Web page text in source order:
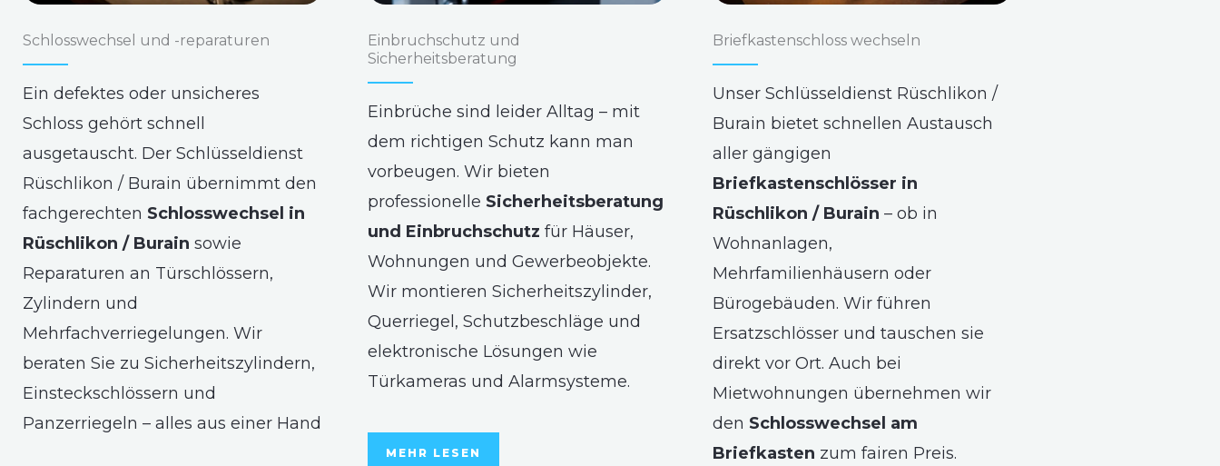
Schlosswechsel und -reparaturen
Ein defektes oder unsicheres
Schloss gehört schnell
ausgetauscht. Der Schlüsseldienst
Rüschlikon / Burain übernimmt den
fachgerechten Schlosswechsel in
Rüschlikon / Burain sowie
Reparaturen an Türschlössern,
Zylindern und
Mehrfachverriegelungen. Wir
beraten Sie zu Sicherheitszylindern,
Einsteckschlössern und
Panzerriegeln – alles aus einer Hand
Einbruchschutz und
Sicherheitsberatung
Einbrüche sind leider Alltag – mit
dem richtigen Schutz kann man
vorbeugen. Wir bieten
professionelle Sicherheitsberatung
und Einbruchschutz für Häuser,
Wohnungen und Gewerbeobjekte.
Wir montieren Sicherheitszylinder,
Querriegel, Schutzbeschläge und
elektronische Lösungen wie
Türkameras und Alarmsysteme.
MEHR LESEN
Briefkastenschloss wechseln
Unser Schlüsseldienst Rüschlikon /
Burain bietet schnellen Austausch
aller gängigen
Briefkastenschlösser in
Rüschlikon / Burain – ob in
Wohnanlagen,
Mehrfamilienhäusern oder
Bürogebäuden. Wir führen
Ersatzschlösser und tauschen sie
direkt vor Ort. Auch bei
Mietwohnungen übernehmen wir
den Schlosswechsel am
Briefkasten zum fairen Preis.